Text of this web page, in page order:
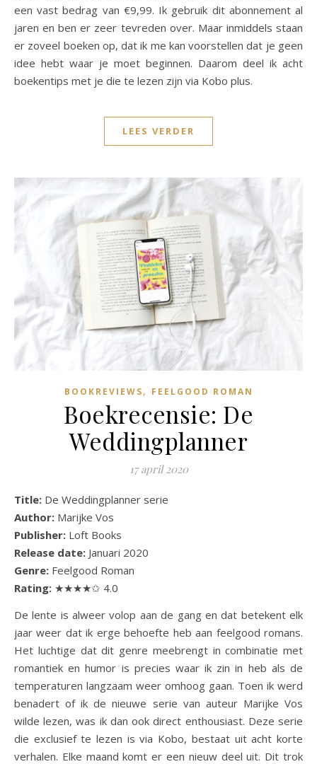
een vast bedrag van €9,99. Ik gebruik dit abonnement al
jaren en ben er zeer tevreden over. Maar inmiddels staan
er zoveel boeken op, dat ik me kan voorstellen dat je geen
idee hebt waar je moet beginnen. Daarom deel ik acht
boekentips met je die te lezen zijn via Kobo plus.
LEES VERDER
BOOKREVIEWS, FEELGOOD ROMAN
Boekrecensie: De
Weddingplanner
17 april 2020
Title: De Weddingplanner serie
Author: Marijke Vos
Publisher: Loft Books
Release date: Januari 2020
Genre: Feelgood Roman
Rating: ★★★★✩ 4.0
De lente is alweer volop aan de gang en dat betekent elk
jaar weer dat ik erge behoefte heb aan feelgood romans.
Het luchtige dat dit genre meebrengt in combinatie met
romantiek en humor is precies waar ik zin in heb als de
temperaturen langzaam weer omhoog gaan. Toen ik werd
benadert of ik de nieuwe serie van auteur Marijke Vos
wilde lezen, was ik dan ook direct enthousiast. Deze serie
die exclusief te lezen is via Kobo, bestaat uit acht korte
verhalen. Elke maand komt er een nieuw deel uit. Dit trok